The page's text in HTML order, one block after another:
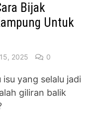
Bijak
Untuk
2025 0
yang selalu jadi
giliran balik